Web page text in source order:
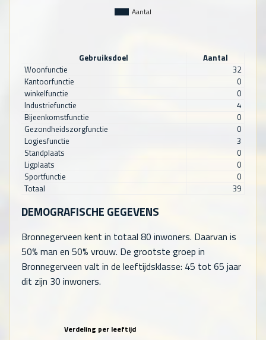
Aantal
Gebruiksdoel
Aantal
Woonfunctie
32
Kantoorfunctie
0
winkelfunctie
0
Industriefunctie
4
Bijeenkomstfunctie
0
Gezondheidszorgfunctie
0
Logiesfunctie
3
Standplaats
0
Ligplaats
0
Sportfunctie
0
Totaal
39
DEMOGRAFISCHE GEGEVENS
Bronnegerveen kent in totaal 80 inwoners. Daarvan is
50% man en 50% vrouw. De grootste groep in
Bronnegerveen valt in de leeftijdsklasse: 45 tot 65 jaar
dit zijn 30 inwoners.
Verdeling per leeftijd